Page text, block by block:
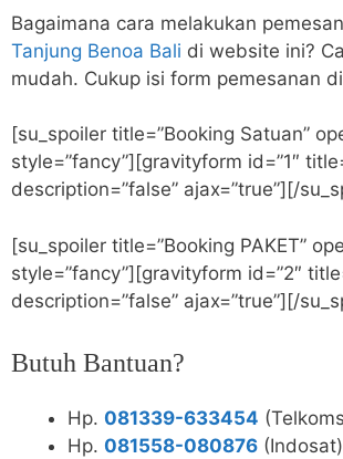
Bagaimana cara melakukan
Tanjung Benoa Bali di website ini?
mudah. Cukup isi form pemesanan
[su_spoiler title=”Booking Satuan”
style=”fancy”][gravityform id=”1″
description=”false” ajax=”true”][/
[su_spoiler title=”Booking PAKET”
style=”fancy”][gravityform id=”2″
description=”false” ajax=”true”][/
Butuh Bantuan?
Hp. 081339-633454
Hp. 081558-080876 (Indosat)